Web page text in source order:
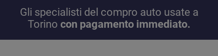
Gli specialisti del compro auto usate a
Torino con pagamento immediato.